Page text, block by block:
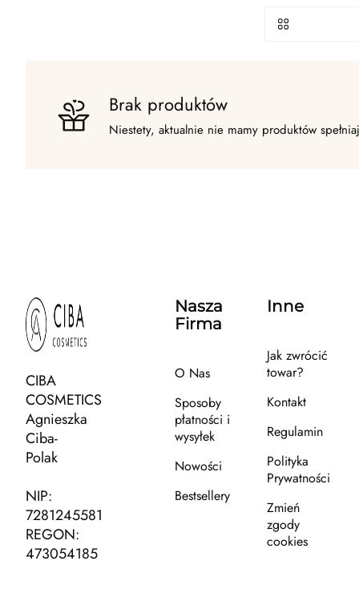
Brak produktów
Niestety, aktualnie nie mamy produktów
CIBA
COSMETICS
Agnieszka
Ciba-
Polak
NIP:
7281245581
REGON:
473054185
Nasza
Firma
O Nas
Sposoby
płatności i
wysyłek
Nowości
Bestsellery
Inne
Jak zwrócić
towar?
Kontakt
Regulamin
Polityka
Prywatności
Zmień
zgody
cookies